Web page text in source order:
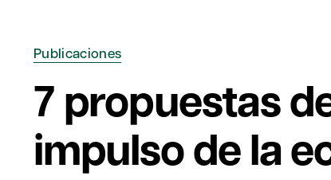
Publicaciones
7 propuestas
impulso de la